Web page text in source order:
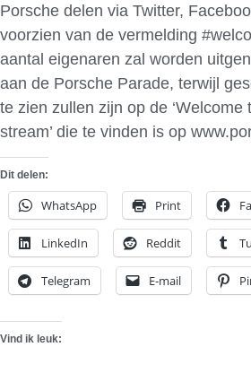
Porsche delen via Twitter,
voorzien van de vermelding
aantal eigenaren zal worden
aan de Porsche Parade, terwijl
te zien zullen zijn op de ‘Welcome
stream’ die te vinden is op
Dit delen:
WhatsApp Print
LinkedIn Reddit
Telegram E-mail
Vind ik leuk: